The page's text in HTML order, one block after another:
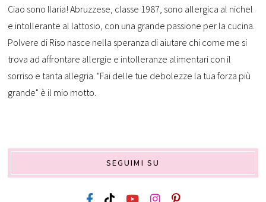
Ciao sono Ilaria! Abruzzese, classe 1987, sono allergica al nichel
e intollerante al lattosio, con una grande passione per la cucina.
Polvere di Riso nasce nella speranza di aiutare chi come me si
trova ad affrontare allergie e intolleranze alimentari con il
sorriso e tanta allegria. "Fai delle tue debolezze la tua forza più
grande" è il mio motto.
SEGUIMI SU